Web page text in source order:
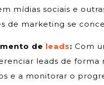
mídias sociais e
de marketing se
de leads: Com
leads de forma
e a monitorar o